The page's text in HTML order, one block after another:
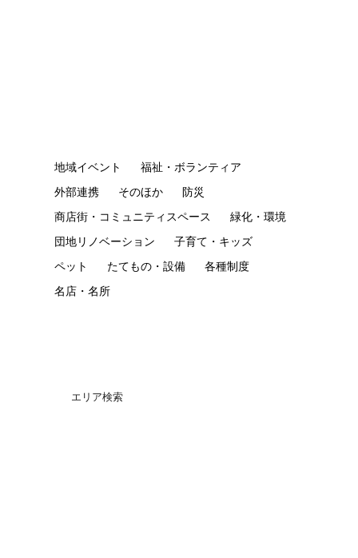
地域イベント
福祉・ボランティア
外部連携
そのほか
防災
商店街・コミュニティスペース
緑化・環境
団地リノベーション
子育て・キッズ
ペット
たてもの・設備
各種制度
名店・名所
エリア検索